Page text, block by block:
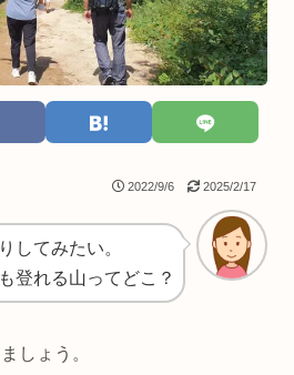
2022/9/6 2025/2/17
してみたい。
登れる山ってどこ？
しょう。